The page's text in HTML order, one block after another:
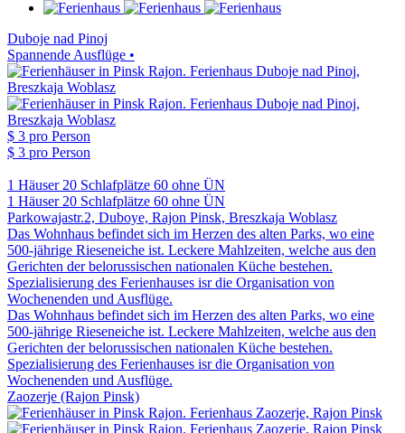
Duboje nad Pinoj
Spannende Ausflüge •
$ 3 pro Person
$ 3 pro Person
1 Häuser 20 Schlafplätze 60 ohne ÜN
1 Häuser 20 Schlafplätze 60 ohne ÜN
Parkowajastr.2, Duboye, Rajon Pinsk, Breszkaja Woblasz
Das Wohnhaus befindet sich im Herzen des alten Parks, wo eine
500-jährige Rieseneiche ist. Leckere Mahlzeiten, welche aus den
Gerichten der belorussischen nationalen Küche bestehen.
Spezialisierung des Ferienhauses isr die Organisation von
Wochenenden und Ausflüge.
Das Wohnhaus befindet sich im Herzen des alten Parks, wo eine
500-jährige Rieseneiche ist. Leckere Mahlzeiten, welche aus den
Gerichten der belorussischen nationalen Küche bestehen.
Spezialisierung des Ferienhauses isr die Organisation von
Wochenenden und Ausflüge.
Zaozerje (Rajon Pinsk)